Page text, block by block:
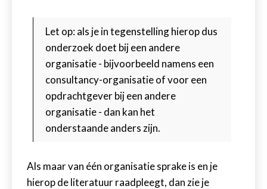
Let op: als je in tegenstelling hierop dus
onderzoek doet bij een andere
organisatie - bijvoorbeeld namens een
consultancy-organisatie of voor een
opdrachtgever bij een andere
organisatie - dan kan het
onderstaande anders zijn.
Als maar van één organisatie sprake is en je
hierop de literatuur raadpleegt, dan zie je